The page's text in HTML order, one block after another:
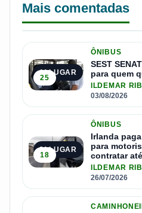
Mais comentadas
1º LUGAR
25
ÔNIBUS
SEST
para quem
ILDEMAR
03/08/2026
2º LUGAR
18
ÔNIBUS
Irlanda
para
contratar
ILDEMAR
26/07/2026